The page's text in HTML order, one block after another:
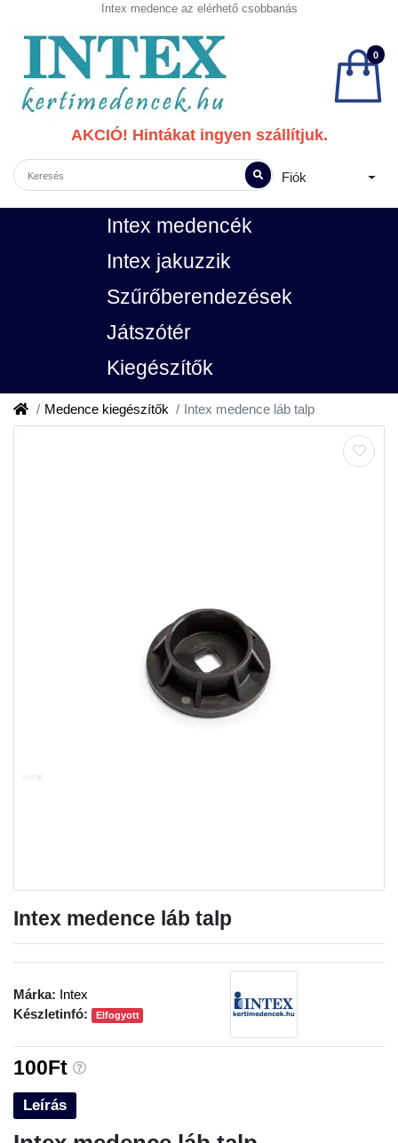
Intex medence az elérhető csobbanás
0
AKCIÓ! Hintákat ingyen szállítjuk.
Fiók
Intex medencék
Intex jakuzzik
Szűrőberendezések
Játszótér
Kiegészítők
Medence kiegészítők Intex medence láb talp
Intex medence láb talp
Leírás
Márka: Intex
Készletinfó:
Elfogyott
100Ft